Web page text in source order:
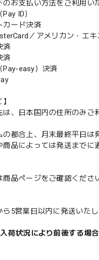
のお支払い方法をご利用い
ID）
ード決済
／アメリカン・エキ
済
済
easy）決済
は、日本国内の住所のみご
都合上、月末最終平日は
品によっては発送までに
商品ページをご確認くださ
ら5営業日以内に発送いたし
荷状況により前後する場